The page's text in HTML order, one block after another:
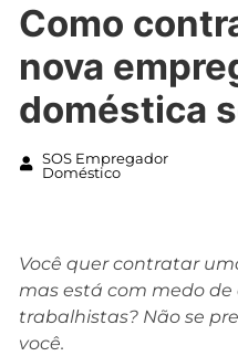
Como
nova
doméstica
SOS Empregador
Doméstico
Você quer contratar
mas está com medo de
trabalhistas? Não se
você.